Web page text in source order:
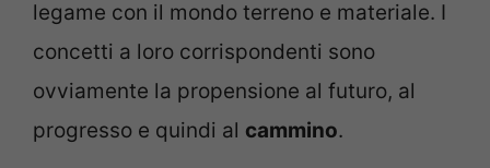
legame con il mondo terreno e materiale. I
concetti a loro corrispondenti sono
ovviamente la propensione al futuro, al
progresso e quindi al cammino.